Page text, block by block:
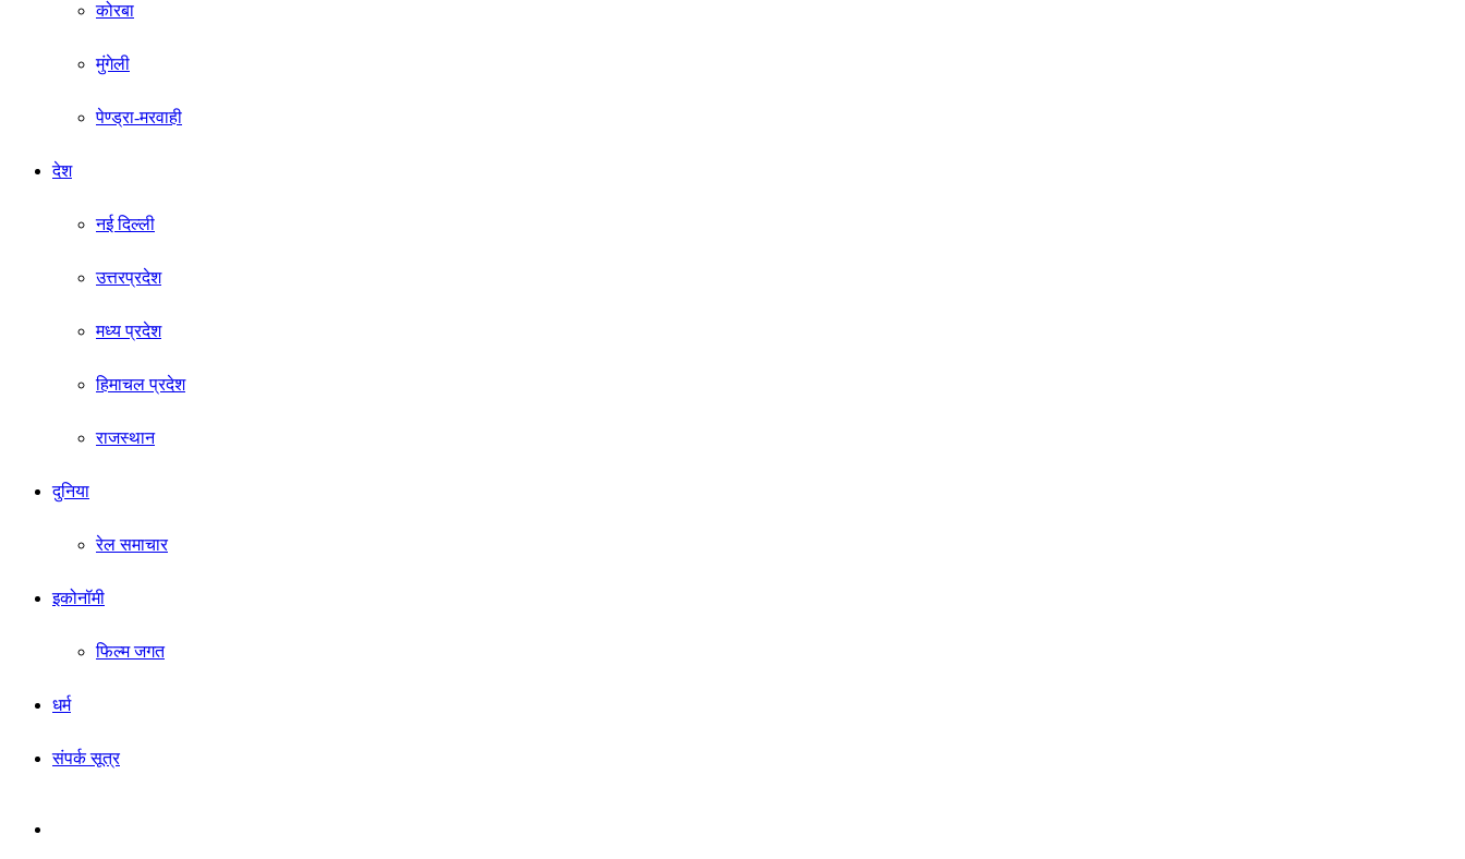
कोरबा
मुंगेली
पेण्ड्रा-मरवाही
देश
नई दिल्ली
उत्तरप्रदेश
मध्य प्रदेश
हिमाचल प्रदेश
राजस्थान
दुनिया
रेल समाचार
इकोनॉमी
फिल्म जगत
धर्म
संपर्क सूत्र